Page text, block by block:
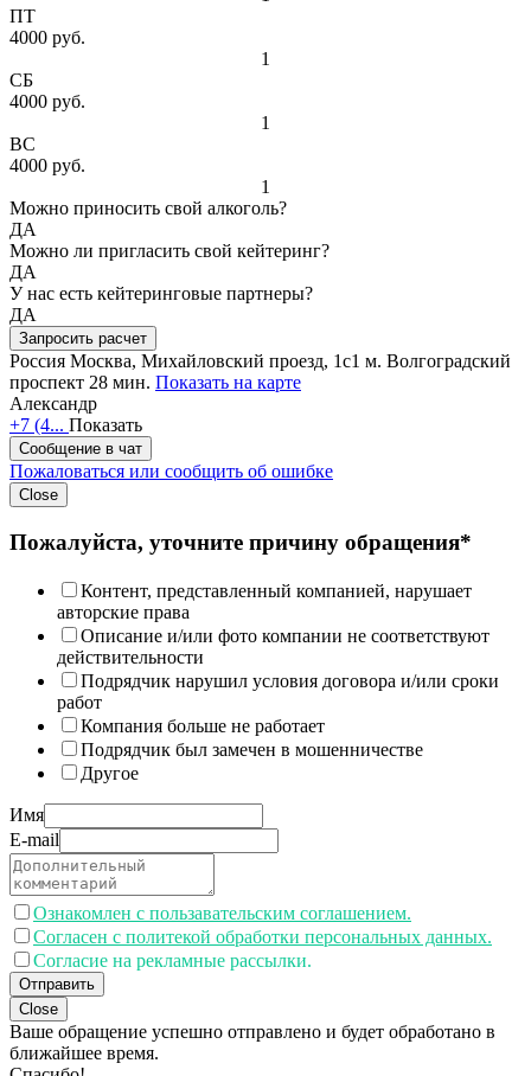
ПТ
4000 руб.
1
СБ
4000 руб.
1
ВС
4000 руб.
1
Можно приносить свой алкоголь?
ДА
Можно ли пригласить свой кейтеринг?
ДА
У нас есть кейтеринговые партнеры?
ДА
Запросить расчет
Россия Москва, Михайловский проезд, 1с1 м. Волгоградский
проспект 28 мин. Показать на карте
Александр
+7 (4... Показать
Сообщение в чат
Пожаловаться или сообщить об ошибке
Close
Пожалуйста, уточните причину обращения*
Контент, представленный компанией, нарушает
авторские права
Описание и/или фото компании не соответствуют
действительности
Подрядчик нарушил условия договора и/или сроки
работ
Компания больше не работает
Подрядчик был замечен в мошенничестве
Другое
Имя
E-mail
Ознакомлен с пользавательским соглашением.
Согласен с политекой обработки персональных данных.
Согласие на рекламные рассылки.
Отправить
Close
Ваше обращение успешно отправлено и будет обработано в
ближайшее время.